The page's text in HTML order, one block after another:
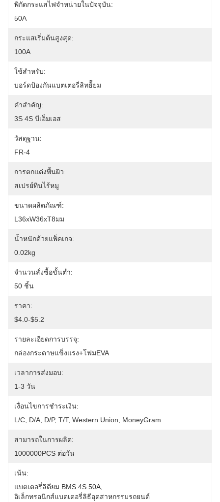
พิกัดกระแสไฟจำหน่ายในปัจจุบัน:
50A
กระแสเริ่มต้นสูงสุด:
100A
ใช้สำหรับ:
บอร์ดป้องกันแบตเตอรี่ลิทธิียม
คำสำคัญ:
3S 4S บีเอ็มเอส
วัสดุฐาน:
FR-4
การตกแต่งพื้นผิว:
สเปรย์ทินไร้หมู
ขนาดผลิตภัณฑ์:
L36xW36xT8มม
น้ำหนักด้วยแพ็คเกจ:
0.02kg
จำนวนสั่งซื้อขั้นต่ำ:
50 ชิ้น
ราคา:
$4.0-$5.2
รายละเอียดการบรรจุ:
กล่องกระดาษแข็งแรง+โฟมEVA
เวลาการส่งมอบ:
1-3 วัน
เงื่อนไขการชำระเงิน:
L/C, D/A, D/P, T/T, Western Union, MoneyGram
สามารถในการผลิต:
1000000PCS ต่อวัน
เน้น:
แบตเตอรี่ลิตียม BMS 4S 50A
อิเล็กทรอนิกส์แบตเตอรี่ลิธีอุตสาหกรรมรถยนต์